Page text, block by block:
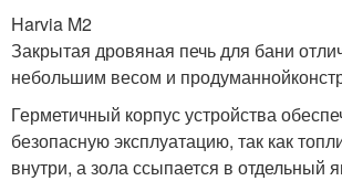
Harvia M2
Закрытая дровяная печь для бани
небольшим весом и
Герметичный корпус устройства
безопасную эксплуатацию, так как
внутри, а зола ссыпается в отдельный